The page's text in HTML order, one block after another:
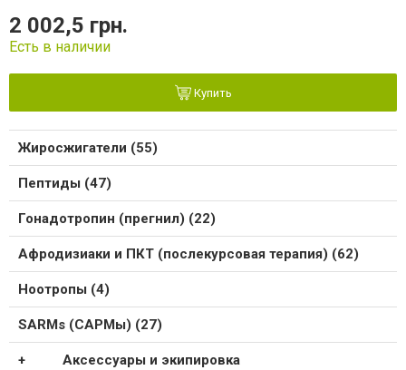
2 002,5 грн.
Есть в наличии
Купить
Жиросжигатели (55)
Пептиды (47)
Гонадотропин (прегнил) (22)
Афродизиаки и ПКТ (послекурсовая терапия) (62)
Ноотропы (4)
SARMs (САРМы) (27)
Аксессуары и экипировка